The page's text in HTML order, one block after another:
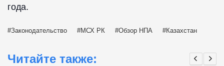
года.
Законодательство МСХ РК Обзор НПА Казахстан
Читайте также: